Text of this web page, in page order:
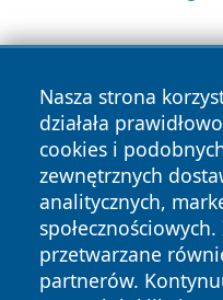
Nasza strona
działała
cookies i
zewnętrznych
analitycznych,
przetwarzane
partnerów.
Copyright © 2026
zastrzeżone.
News Autorzy